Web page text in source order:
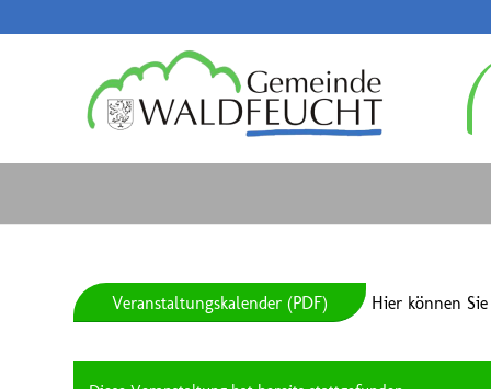
Veranstaltungskalender (PDF) Hier können